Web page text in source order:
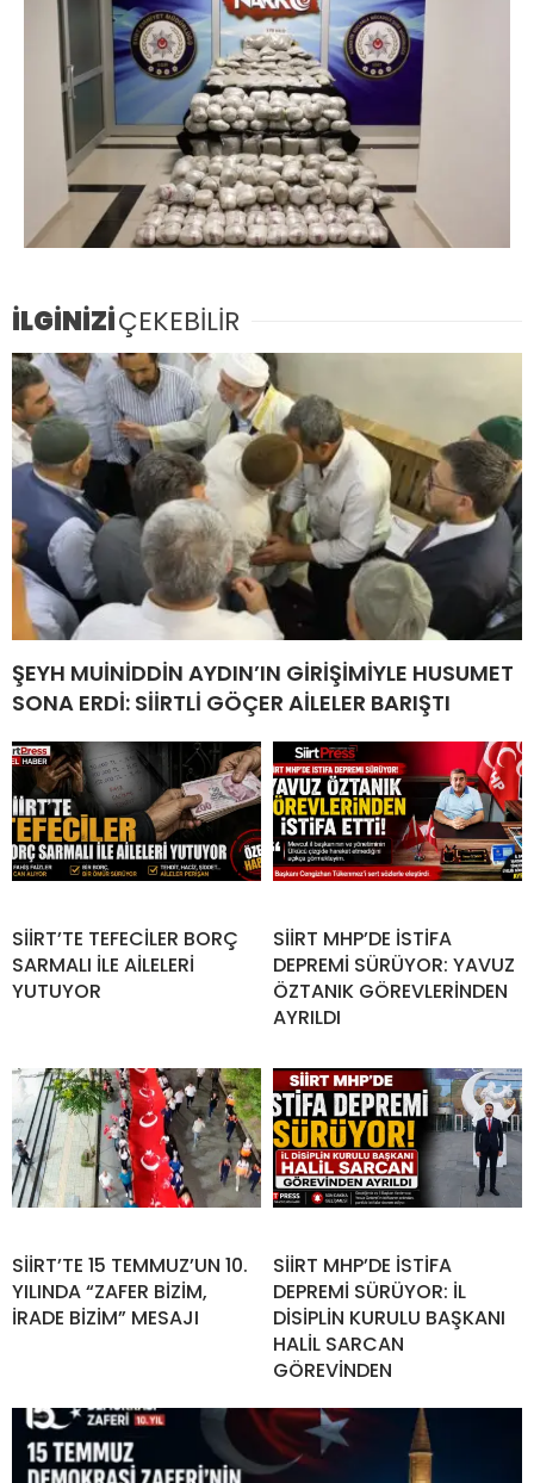
İLGİNİZİÇEKEBİLİR
ŞEYH MUİNİDDİN AYDIN’IN GİRİŞİMİYLE HUSUMET
SONA ERDİ: SİİRTLİ GÖÇER AİLELER BARIŞTI
SİİRT’TE TEFECİLER BORÇ
SARMALI İLE AİLELERİ
YUTUYOR
SİİRT MHP’DE İSTİFA
DEPREMİ SÜRÜYOR: YAVUZ
ÖZTANIK GÖREVLERİNDEN
AYRILDI
SİİRT’TE 15 TEMMUZ’UN 10.
YILINDA “ZAFER BİZİM,
İRADE BİZİM” MESAJI
SİİRT MHP’DE İSTİFA
DEPREMİ SÜRÜYOR: İL
DİSİPLİN KURULU BAŞKANI
HALİL SARCAN
GÖREVİNDEN